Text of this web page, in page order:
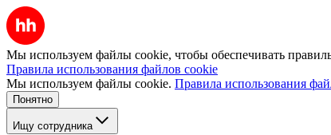
Мы используем файлы cookie, чтобы обеспечивать
Правила использования файлов cookie
Мы используем файлы cookie. Правила использования
Понятно
Ищу сотрудника